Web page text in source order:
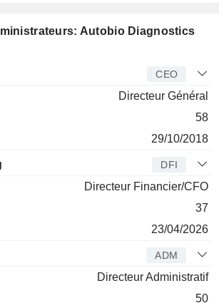
Autobio Diagnostics
CEO
Directeur Général
58
29/10/2018
DFI
Directeur Financier/CFO
37
23/04/2026
ADM
Directeur Administratif
50